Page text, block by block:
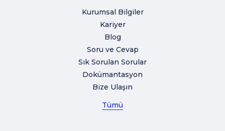
Kurumsal Bilgiler
Kariyer
Blog
Soru ve Cevap
Sık Sorulan Sorular
Dokümantasyon
Bize Ulaşın
Tümü